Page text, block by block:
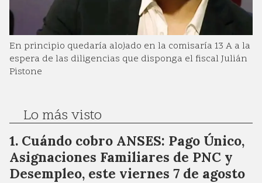
En principio quedaría alojado en la comisaría 13 A a la
espera de las diligencias que disponga el fiscal Julián
Pistone
Lo más visto
Cuándo cobro ANSES: Pago Único,
Asignaciones Familiares de PNC y
Desempleo, este viernes 7 de agosto